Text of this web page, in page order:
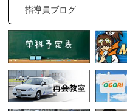
指導員ブログ